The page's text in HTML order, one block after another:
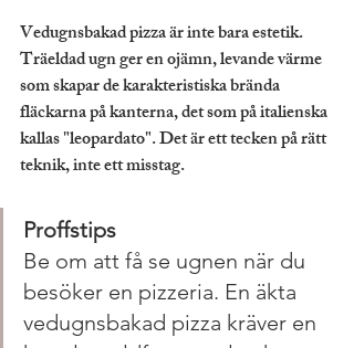
Vedugnsbakad pizza är inte bara estetik.
Träeldad ugn ger en ojämn, levande värme
som skapar de karakteristiska brända
fläckarna på kanterna, det som på italienska
kallas "leopardato". Det är ett tecken på rätt
teknik, inte ett misstag.
Proffstips
Be om att få se ugnen när du
besöker en pizzeria. En äkta
vedugnsbakad pizza kräver en